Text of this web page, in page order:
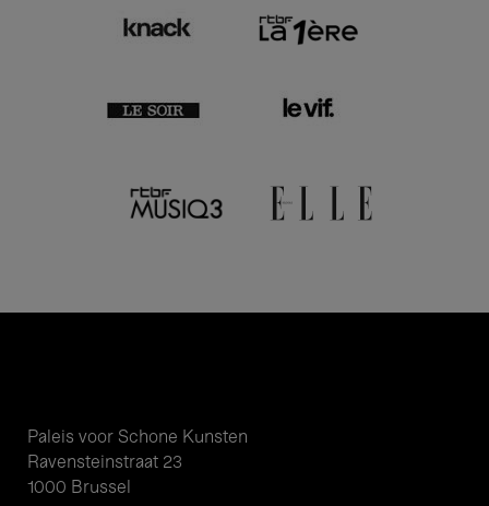
Paleis voor Schone Kunsten
Ravensteinstraat 23
1000 Brussel